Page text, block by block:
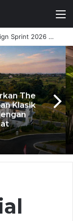
President University Juara Student Design Sprint 2026 yang Digelar BlueScope Lysaght dan IAI Bekasi
The
Klasik